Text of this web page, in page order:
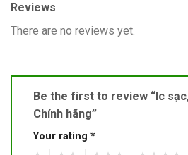
Reviews
There are no reviews yet.
Be the first to review “Ic
Chính hãng”
Your rating *